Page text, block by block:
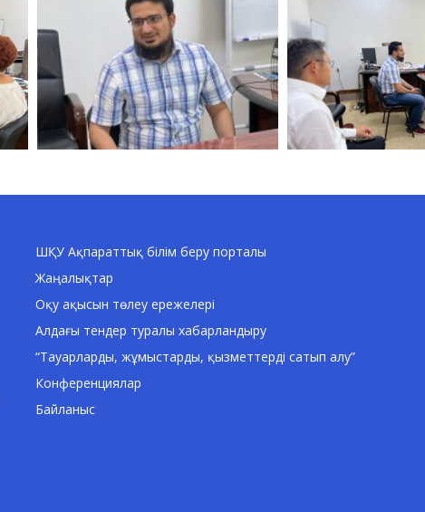
ШҚУ Ақпараттық білім беру порталы
Жаңалықтар
Оқу ақысын төлеу ережелері
Алдағы тендер туралы хабарландыру
“Тауарларды, жұмыстарды, қызметтерді сатып алу”
Конференциялар
Байланыс